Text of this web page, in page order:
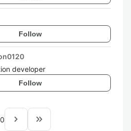
Follow
developer
Follow
navigate_next keyboard_double_arrow_right